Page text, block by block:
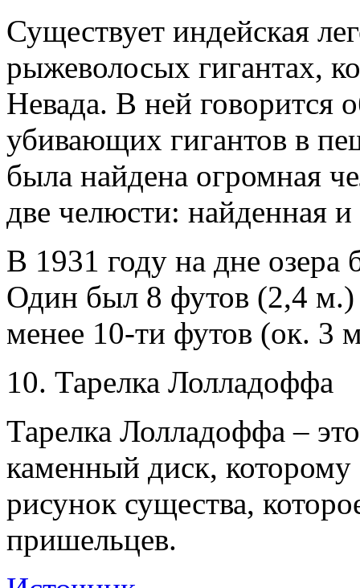
Существует индейская
рыжеволосых гигантах,
Невада. В ней говорится
убивающих гигантов в
была найдена огромная
две челюсти: найденная
В 1931 году на дне озера
Один был 8 футов (2,4 м.)
менее 10-ти футов (ок. 3
10. Тарелка Лолладоффа
Тарелка Лолладоффа –
каменный диск, которому
рисунок существа,
пришельцев.